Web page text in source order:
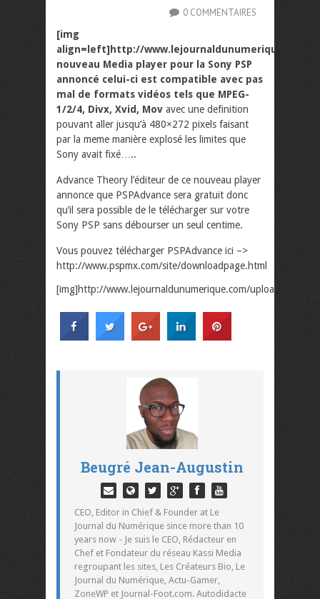
0 COMMENTAIRES
[img
align=left]http://www.lejournaldunumerique.com/
nouveau Media player pour la Sony PSP
annoncé celui-ci est compatible avec pas
mal de formats vidéos tels que MPEG-
1/2/4, Divx, Xvid, Mov avec une definition
pouvant aller jusqu’à 480×272 pixels faisant
par la meme manière explosé les limites que
Sony avait fixé…..
Advance Theory l’éditeur de ce nouveau player
annonce que PSPAdvance sera gratuit donc
qu’il sera possible de le télécharger sur votre
Sony PSP sans débourser un seul centime.
Vous pouvez télécharger PSPAdvance ici –>
http://www.pspmx.com/site/downloadpage.html
[img]http://www.lejournaldunumerique.com/uploads/
Beugré Jean-Augustin
CEO, Editor in Chief & Founder at Le
Journal du Numérique since more than 10
years now - Je suis le CEO, Rédacteur en
Chef et Fondateur du réseau Kassi Media
regroupant les sites, Les Créateurs Bio, Le
Journal du Numérique, Actu-Gamer,
ZoneWP et Journal-Foot.com. Autodidacte